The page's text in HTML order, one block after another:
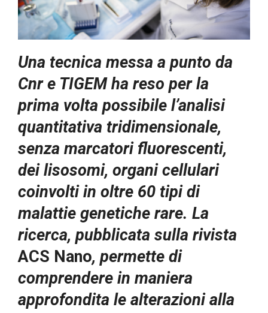
Una tecnica messa a punto da
Cnr e TIGEM ha reso per la
prima volta possibile l’analisi
quantitativa tridimensionale,
senza marcatori fluorescenti,
dei lisosomi, organi cellulari
coinvolti in oltre 60 tipi di
malattie genetiche rare. La
ricerca, pubblicata sulla rivista
ACS Nano, permette di
comprendere in maniera
approfondita le alterazioni alla